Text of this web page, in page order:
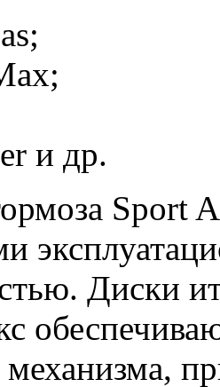
и др.
Sport
Диски